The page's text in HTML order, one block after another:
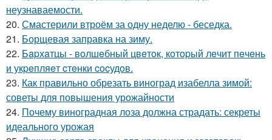
неузнаваемости.
20. Смастерили втроём за одну неделю - беседка.
21. Борщевая заправка на зиму.
22. Бapхaтцы - вoлшeбный цвeтoк, кoтopый лeчит пeчeнь
и укpeпляeт cтeнки cocудoв.
23. Как правильно обрезать виноград изабелла зимой:
советы для повышения урожайности
24. Почему виноградная лоза должна страдать: секреты
идеального урожая